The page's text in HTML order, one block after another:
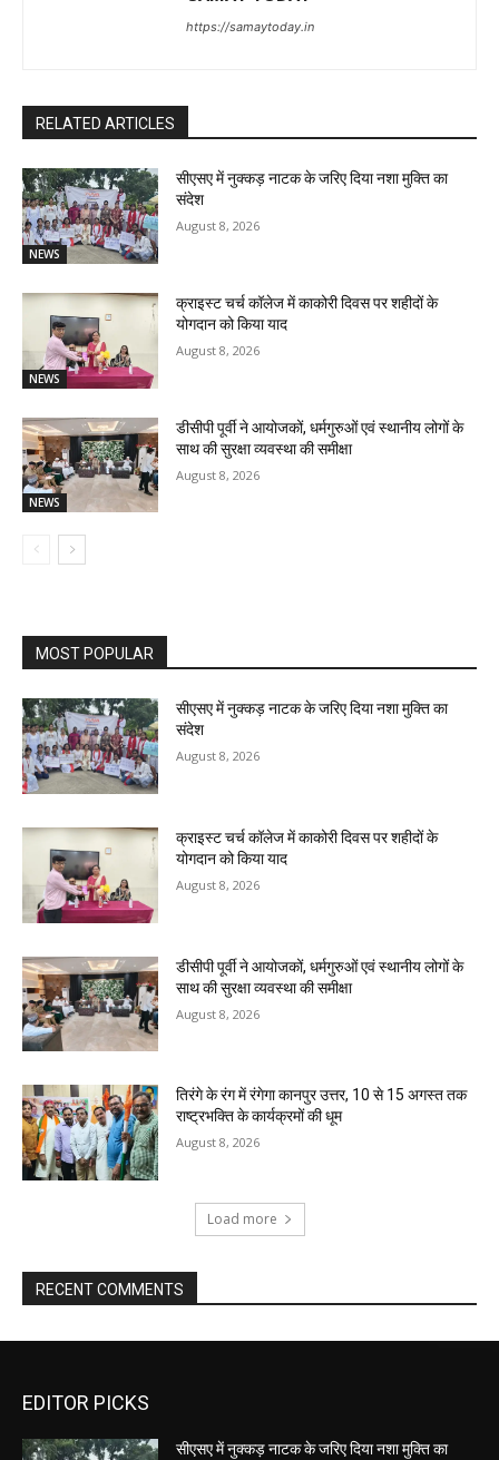
https://samaytoday.in
RELATED ARTICLES
NEWS
सीएसए में नुक्कड़ नाटक के जरिए दिया नशा मुक्ति का
संदेश
August 8, 2026
NEWS
क्राइस्ट चर्च कॉलेज में काकोरी दिवस पर शहीदों के
योगदान को किया याद
August 8, 2026
NEWS
डीसीपी पूर्वी ने आयोजकों, धर्मगुरुओं एवं स्थानीय लोगों के
साथ की सुरक्षा व्यवस्था की समीक्षा
August 8, 2026
MOST POPULAR
सीएसए में नुक्कड़ नाटक के जरिए दिया नशा मुक्ति का
संदेश
August 8, 2026
क्राइस्ट चर्च कॉलेज में काकोरी दिवस पर शहीदों के
योगदान को किया याद
August 8, 2026
डीसीपी पूर्वी ने आयोजकों, धर्मगुरुओं एवं स्थानीय लोगों के
साथ की सुरक्षा व्यवस्था की समीक्षा
August 8, 2026
तिरंगे के रंग में रंगेगा कानपुर उत्तर, 10 से 15 अगस्त तक
राष्ट्रभक्ति के कार्यक्रमों की धूम
August 8, 2026
Load more
RECENT COMMENTS
EDITOR PICKS
सीएसए में नुक्कड़ नाटक के जरिए दिया नशा मुक्ति का